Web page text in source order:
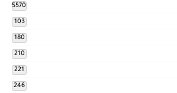
5570
103
180
210
221
246